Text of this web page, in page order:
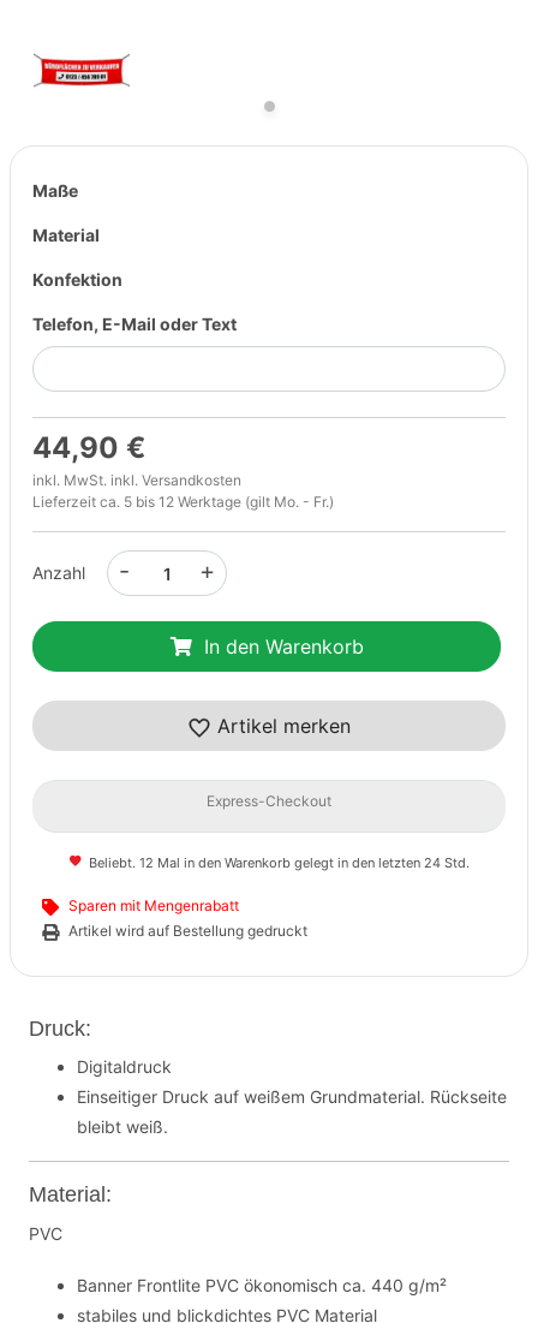
Maße
Material
Konfektion
Telefon, E-Mail oder Text
44,90 €
inkl. MwSt. inkl. Versandkosten
Lieferzeit ca. 5 bis 12 Werktage (gilt Mo. - Fr.)
Anzahl +
-
In den Warenkorb
Artikel merken
Express-Checkout
Beliebt. 12 Mal in den Warenkorb gelegt in den letzten 24 Std.
Sparen mit Mengenrabatt
Artikel wird auf Bestellung gedruckt
Druck:
Digitaldruck
Einseitiger Druck auf weißem Grundmaterial. Rückseite
bleibt weiß.
Material:
PVC
Banner Frontlite PVC ökonomisch ca. 440 g/m²
stabiles und blickdichtes PVC Material